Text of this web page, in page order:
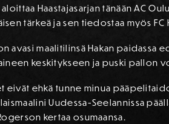
aloittaa Haastajasarjan tänään AC
tärkeä ja sen tiedostaa myös FC
avasi maalitilinsä Hakan paidassa
keskitykseen ja puski pallon
eivät ehkä tunne minua
Uudessa-Seelannissa
kertaa osumaansa.